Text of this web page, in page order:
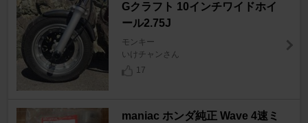
Gクラフト 10インチワイドホイ
ール2.75J
モンキー
いけチャンさん
17
maniac ホンダ純正 Wave 4速ミ